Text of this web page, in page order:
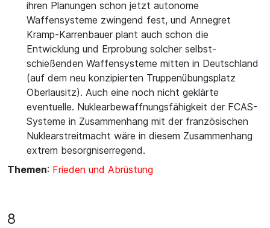
ihren Planungen schon jetzt autonome
Waffensysteme zwingend fest, und Annegret
Kramp-Karrenbauer plant auch schon die
Entwicklung und Erprobung solcher selbst-
schießenden Waffensysteme mitten in Deutschland
(auf dem neu konzipierten Truppenübungsplatz
Oberlausitz). Auch eine noch nicht geklärte
eventuelle. Nuklearbewaffnungsfähigkeit der FCAS-
Systeme in Zusammenhang mit der französischen
Nuklearstreitmacht wäre in diesem Zusammenhang
extrem besorgniserregend.
Themen: Frieden und Abrüstung
8